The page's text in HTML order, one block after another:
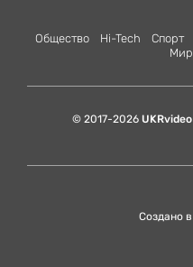
Общество Hi-Tech Спорт
Мир
© 2017-2026 UKRvideo
Создано в